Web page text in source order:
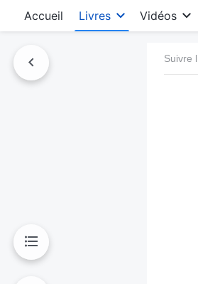
Accueil Livres Vidéos
Suivre